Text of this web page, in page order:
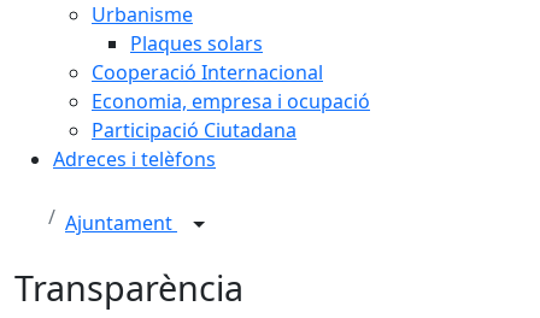
Urbanisme
Plaques solars
Cooperació Internacional
Economia, empresa i ocupació
Participació Ciutadana
Adreces i telèfons
Ajuntament
Transparència